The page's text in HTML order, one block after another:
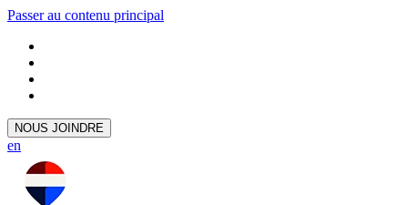
Passer au contenu principal
NOUS JOINDRE
en